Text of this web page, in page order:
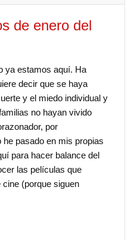
de enero del
ya estamos aquí. Ha
decir que se haya
y el miedo individual y
no hayan vivido
por
pasado en mis propias
para hacer balance del
las películas que
cine (porque siguen